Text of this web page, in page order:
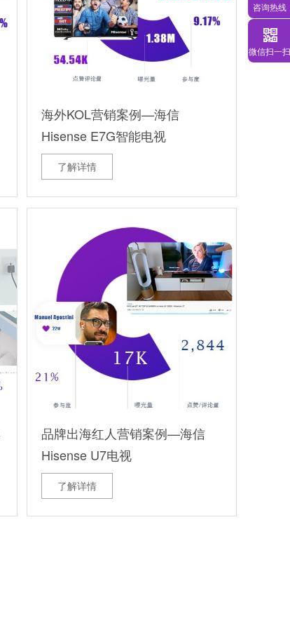
海外KOL营销案例—海信
Hisense E7G智能电视
了解详情
品牌出海红人营销案例—海信
Hisense U7电视
了解详情
咨询热线
微信扫一扫